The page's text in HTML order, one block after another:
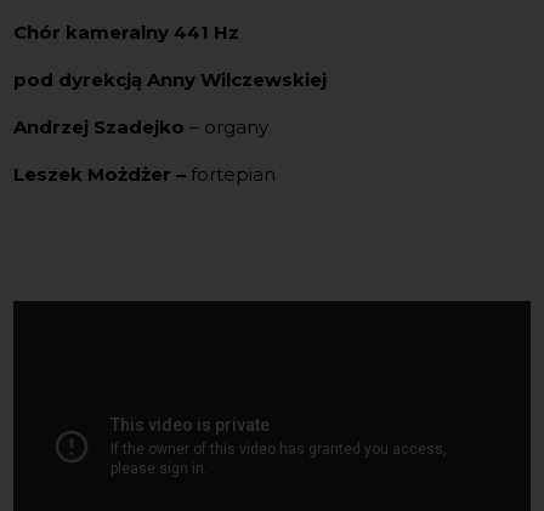
Chór kameralny 441 Hz
pod dyrekcją Anny Wilczewskiej
Andrzej Szadejko – organy
Leszek Możdżer –fortepian